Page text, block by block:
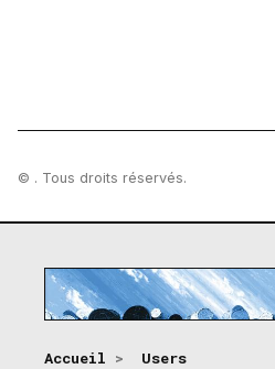
© . Tous droits réservés.
Accueil > Users